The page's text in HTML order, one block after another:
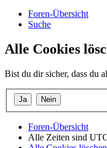
Foren-Übersicht
Suche
Alle Cookies
Bist du dir sicher, dass du
Foren-Übersicht
Alle Zeiten sind